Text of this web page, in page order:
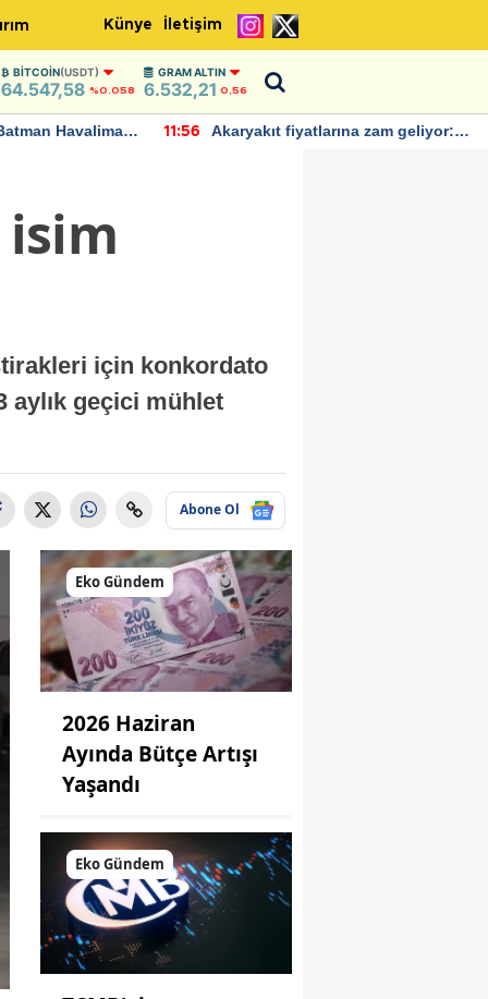
Künye İletişim
BITCOIN(USDT)
64.547,58 %0.058
GRAM ALTIN
6.532,21 0,56
Havalimanı
11:56
Akaryakıt fiyatlarına zam geliyor:
için konkordato
aylık geçici mühlet
Abone Ol
Eko Gündem
2026 Haziran
Ayında Bütçe Artışı
Yaşandı
Eko Gündem